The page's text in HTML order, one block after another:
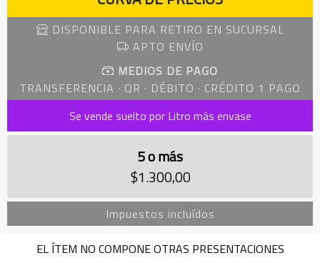
DISPONIBLE PARA RETIRO EN SUCURSAL
APTO ENVÍO
MEDIOS DE PAGO
TRANSFERENCIA · QR · DÉBITO · CRÉDITO 1 PAGO
Se vende suelto por Litro más envase
5 o más
$1.300,00
Impuestos incluídos
EL ÍTEM NO COMPONE OTRAS PRESENTACIONES